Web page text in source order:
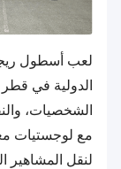
لعب أسطول
الدولية في قطر
الشخصيات،
مع لوجستيات
لنقل المشاهير